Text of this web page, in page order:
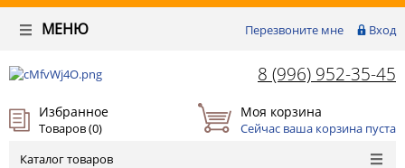
Перезвоните мне Вход
МЕНЮ
8 (996) 952-35-45
Избранное
Товаров (0)
Моя корзина
Сейчас ваша корзина пуста
Каталог товаров